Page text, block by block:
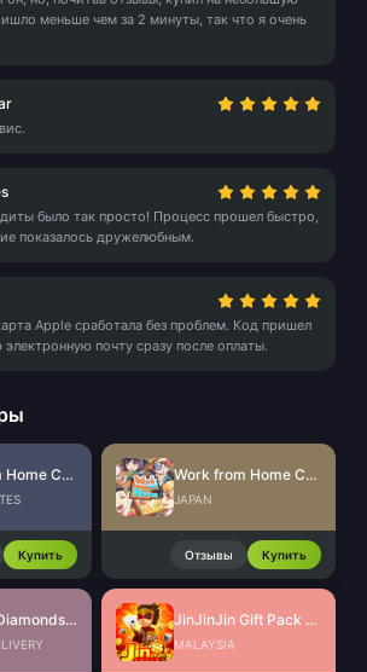
меньше чем за 2 минуты, так что я очень
было так просто! Процесс прошел быстро,
показалось дружелюбным.
Apple сработала без проблем. Код пришел
почту сразу после оплаты.
Work from Home CdKey (US)
Купить
Work from Home CdKey (JP)
JAPAN
Отзывы Купить
Free Fire Diamonds EU + TR JinJinJin Gift Pack Redeem Code
MALAYSIA